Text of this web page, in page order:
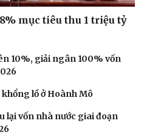
mục tiêu thu 1 triệu tỷ
10%, giải ngân 100% vốn
lồ ở Hoành Mô
lại vốn nhà nước giai đoạn